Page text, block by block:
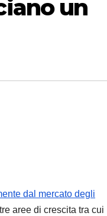
un
dal mercato degli
aree di crescita tra cui